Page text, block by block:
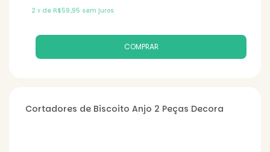
2 x de R$59,95 sem juros
Cortadores de Biscoito Anjo 2 Peças Decora